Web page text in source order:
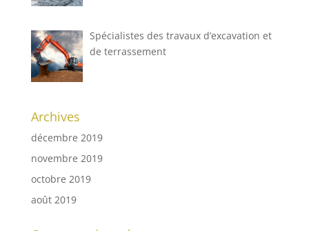
Spécialistes des travaux d’excavation et
de terrassement
Archives
décembre 2019
novembre 2019
octobre 2019
août 2019